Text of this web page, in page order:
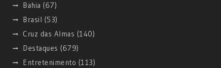
Bahia (67)
Brasil (53)
Cruz das Almas (140)
Destaques (679)
Entretenimento (113)